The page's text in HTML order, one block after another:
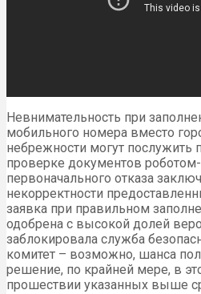
Невнимательность при
мобильного номера вместо
небрежности могут послужить
проверке документов
первоначального отказа
некорректности
заявка при правильном
одобрена с высокой долей
заблокировала служба
комитет – возможно, шанса
решение, по крайней мере, в
прошествии указанных выше